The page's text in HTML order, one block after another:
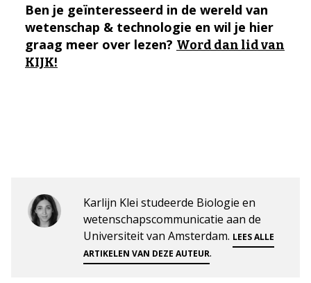
Ben je geïnteresseerd in de wereld van
wetenschap & technologie en wil je hier
graag meer over lezen? Word dan lid van
KIJK!
Karlijn Klei studeerde Biologie en
wetenschapscommunicatie aan de
Universiteit van Amsterdam. LEES ALLE
ARTIKELEN VAN DEZE AUTEUR.